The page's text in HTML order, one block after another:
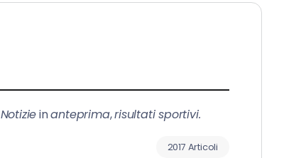
Notizieinanteprima,risultati sportivi.
2017 Articoli